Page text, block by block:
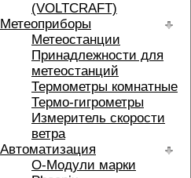
(VOLTCRAFT)
Метеоприборы
Метеостанции
Принадлежности для
метеостанций
Термометры комнатные
Термо-гигрометры
Измеритель скорости
ветра
Автоматизация
O-Модули марки